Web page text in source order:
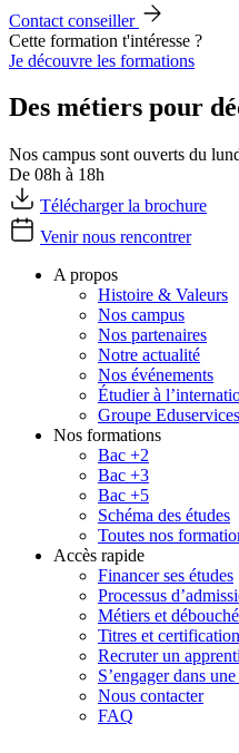
Contact conseiller
Cette formation t'intéresse ?
Je découvre les formations
Des métiers pour
Nos campus sont ouverts du
De 08h à 18h
Télécharger la brochure
Venir nous rencontrer
A propos
Histoire & Valeurs
Nos campus
Nos partenaires
Notre actualité
Nos événements
Étudier à
Groupe Eduservices
Nos formations
Bac +2
Bac +3
Bac +5
Schéma des études
Toutes nos
Accès rapide
Financer ses études
Processus
Métiers et
Titres et
Recruter un apprenti
S’engager dans
Nous contacter
FAQ